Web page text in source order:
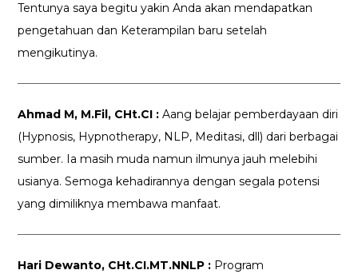
Tentunya saya begitu yakin Anda akan mendapatkan
pengetahuan dan Keterampilan baru setelah
mengikutinya.
Ahmad M, M.Fil, CHt.CI : Aang belajar pemberdayaan diri
(Hypnosis, Hypnotherapy, NLP, Meditasi, dll) dari berbagai
sumber. Ia masih muda namun ilmunya jauh melebihi
usianya. Semoga kehadirannya dengan segala potensi
yang dimiliknya membawa manfaat.
Hari Dewanto, CHt.CI.MT.NNLP : Program